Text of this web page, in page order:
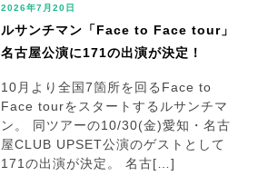
2026年7月20日
ルサンチマン「Face to Face tour」
名古屋公演に171の出演が決定！
10月より全国7箇所を回るFace to
Face tourをスタートするルサンチマ
ン。 同ツアーの10/30(金)愛知・名古
屋CLUB UPSET公演のゲストとして
171の出演が決定。 名古[…]